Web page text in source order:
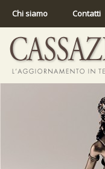
Chi siamo Contatti